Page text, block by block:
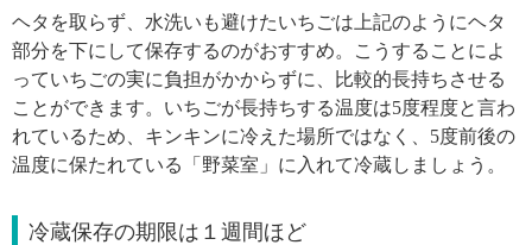
ヘタを取らず、水洗いも避けたいちごは上記のようにヘタ
部分を下にして保存するのがおすすめ。こうすることによ
っていちごの実に負担がかからずに、比較的長持ちさせる
ことができます。いちごが長持ちする温度は5度程度と言わ
れているため、キンキンに冷えた場所ではなく、5度前後の
温度に保たれている「野菜室」に入れて冷蔵しましょう。
冷蔵保存の期限は１週間ほど